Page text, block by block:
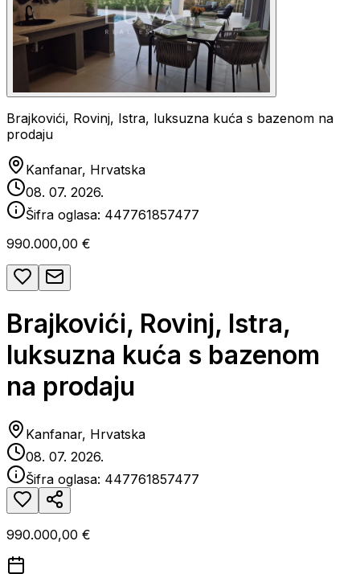
Brajkovići, Rovinj, Istra, luksuzna kuća s bazenom na
prodaju
Kanfanar, Hrvatska
08. 07. 2026.
Šifra oglasa: 447761857477
990.000,00 €
Brajkovići, Rovinj, Istra,
luksuzna kuća s bazenom
na prodaju
Kanfanar, Hrvatska
08. 07. 2026.
Šifra oglasa: 447761857477
990.000,00 €